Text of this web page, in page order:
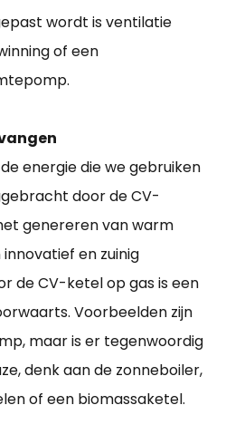
wordt is ventilatie
of een
de energie die we gebruiken
door de CV-
genereren van warm
en zuinig
de CV-ketel op gas is een
Voorbeelden zijn
maar is er tegenwoordig
denk aan de zonneboiler,
of een biomassaketel.